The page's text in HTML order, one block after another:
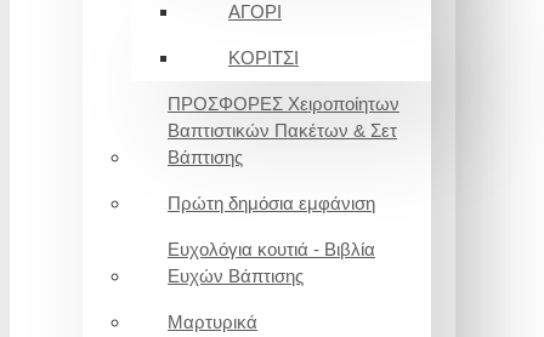
ΑΓΟΡΙ
ΚΟΡΙΤΣΙ
ΠΡΟΣΦΟΡΕΣ Χειροποίητων
Βαπτιστικών Πακέτων & Σετ
Βάπτισης
Πρώτη δημόσια εμφάνιση
Ευχολόγια κουτιά - Βιβλία
Ευχών Βάπτισης
Μαρτυρικά